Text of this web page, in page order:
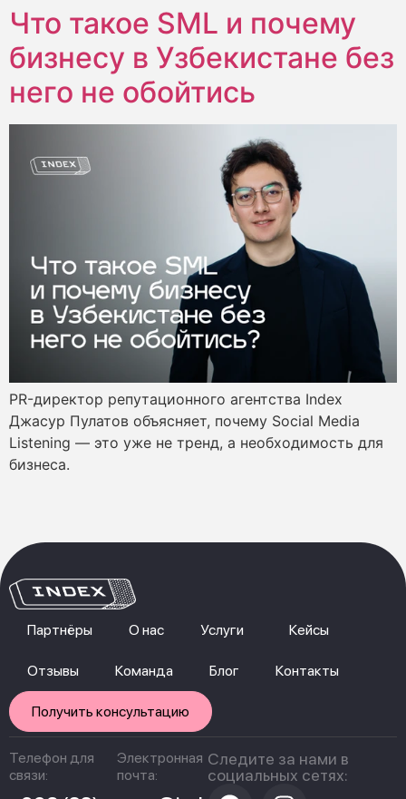
Что такое SML и почему
бизнесу в Узбекистане без
него не обойтись
PR-директор репутационного агентства Index
Джасур Пулатов объясняет, почему Social Media
Listening — это уже не тренд, а необходимость для
бизнеса.
Партнёры О нас Услуги Кейсы
Отзывы Команда Блог Контакты
Получить консультацию
Телефон для
связи:
Электронная
почта:
Следите за нами в
социальных сетях: